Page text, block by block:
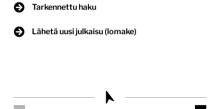
Tarkennettu haku
Lähetä uusi julkaisu (lomake)